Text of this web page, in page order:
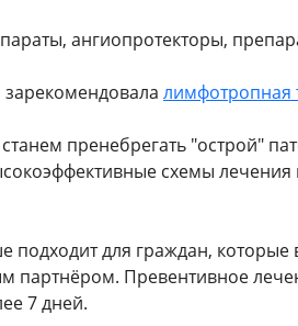
ангиопротекторы,
лимфотропная
пренебрегать "острой"
схемы
подходит для граждан, которые
партнёром. Превентивное
7 дней.